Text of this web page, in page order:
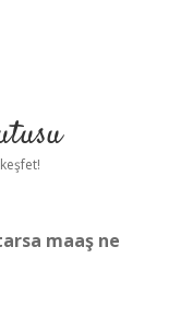
maaş ne